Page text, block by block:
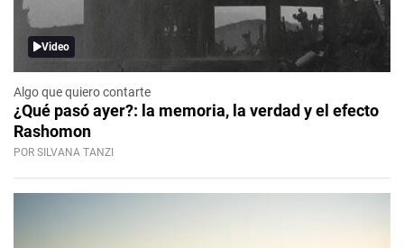
Video
Algo que quiero contarte
¿Qué pasó ayer?: la memoria, la verdad y el efecto
Rashomon
POR SILVANA TANZI